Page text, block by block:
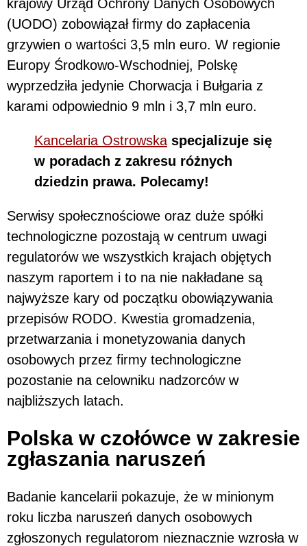
krajowy Urząd Ochrony Danych Osobowych
(UODO) zobowiązał firmy do zapłacenia
grzywien o wartości 3,5 mln euro. W regionie
Europy Środkowo-Wschodniej, Polskę
wyprzedziła jedynie Chorwacja i Bułgaria z
karami odpowiednio 9 mln i 3,7 mln euro.
Kancelaria Ostrowska specjalizuje się
w poradach z zakresu różnych
dziedzin prawa. Polecamy!
Serwisy społecznościowe oraz duże spółki
technologiczne pozostają w centrum uwagi
regulatorów we wszystkich krajach objętych
naszym raportem i to na nie nakładane są
najwyższe kary od początku obowiązywania
przepisów RODO. Kwestia gromadzenia,
przetwarzania i monetyzowania danych
osobowych przez firmy technologiczne
pozostanie na celowniku nadzorców w
najbliższych latach.
Polska w czołówce w zakresie
zgłaszania naruszeń
Badanie kancelarii pokazuje, że w minionym
roku liczba naruszeń danych osobowych
zgłoszonych regulatorom nieznacznie wzrosła w